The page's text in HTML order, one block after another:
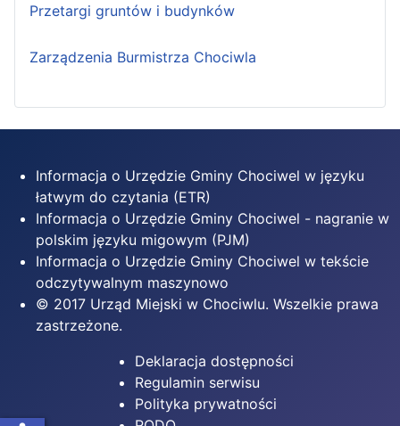
Przetargi gruntów i budynków
Zarządzenia Burmistrza Chociwla
Informacja o Urzędzie Gminy Chociwel w języku
łatwym do czytania (ETR)
Informacja o Urzędzie Gminy Chociwel - nagranie w
polskim języku migowym (PJM)
Informacja o Urzędzie Gminy Chociwel w tekście
odczytywalnym maszynowo
© 2017 Urząd Miejski w Chociwlu. Wszelkie prawa
zastrzeżone.
Deklaracja dostępności
Regulamin serwisu
Polityka prywatności